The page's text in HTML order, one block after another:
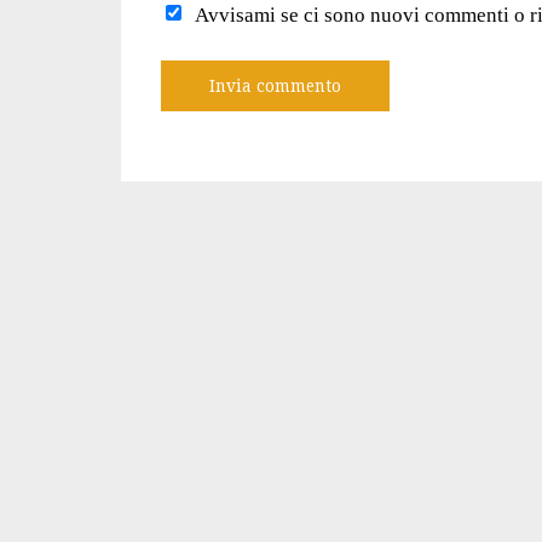
Avvisami se ci sono nuovi commenti o